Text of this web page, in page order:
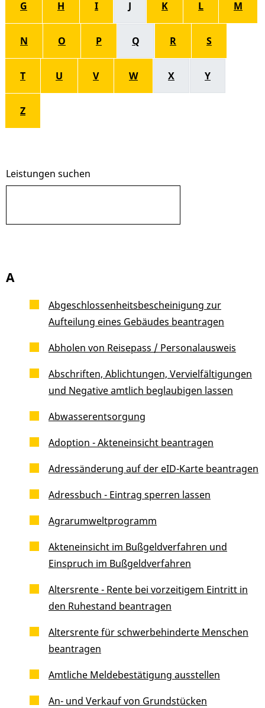
G H I J K L M
N O P Q R S
T U V W X Y
Z
Leistungen suchen
A
Abgeschlossenheitsbescheinigung zur
Aufteilung eines Gebäudes beantragen
Abholen von Reisepass / Personalausweis
Abschriften, Ablichtungen, Vervielfältigungen
und Negative amtlich beglaubigen lassen
Abwasserentsorgung
Adoption - Akteneinsicht beantragen
Adressänderung auf der eID-Karte beantragen
Adressbuch - Eintrag sperren lassen
Agrarumweltprogramm
Akteneinsicht im Bußgeldverfahren und
Einspruch im Bußgeldverfahren
Altersrente - Rente bei vorzeitigem Eintritt in
den Ruhestand beantragen
Altersrente für schwerbehinderte Menschen
beantragen
Amtliche Meldebestätigung ausstellen
An- und Verkauf von Grundstücken